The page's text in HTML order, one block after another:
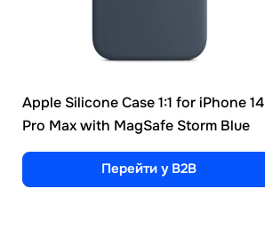
Apple Silicone Case 1:1 for iPhone 14
Pro Max with MagSafe Storm Blue
Перейти у B2B